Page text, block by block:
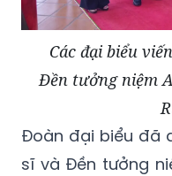
Các đại biểu
Đền tưởng niệm
Đoàn đại biểu đã
sĩ và Đền tưởng